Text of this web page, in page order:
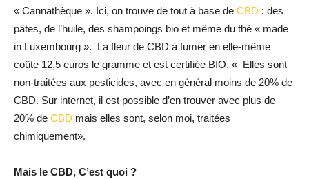
« Cannathèque ». Ici, on trouve de tout à base de CBD : des
pâtes, de l’huile, des shampoings bio et même du thé « made
in Luxembourg ». La fleur de CBD à fumer en elle-même
coûte 12,5 euros le gramme et est certifiée BIO. « Elles sont
non-traitées aux pesticides, avec en général moins de 20% de
CBD. Sur internet, il est possible d’en trouver avec plus de
20% de CBD mais elles sont, selon moi, traitées
chimiquement».
Mais le CBD, C’est quoi ?